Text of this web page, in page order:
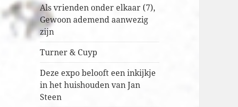
Als vrienden onder elkaar (7),
Gewoon ademend aanwezig
zijn
Turner & Cuyp
Deze expo belooft een inkijkje
in het huishouden van Jan
Steen